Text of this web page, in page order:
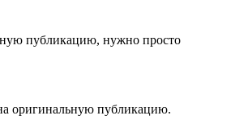
публикацию, нужно просто
оригинальную публикацию.